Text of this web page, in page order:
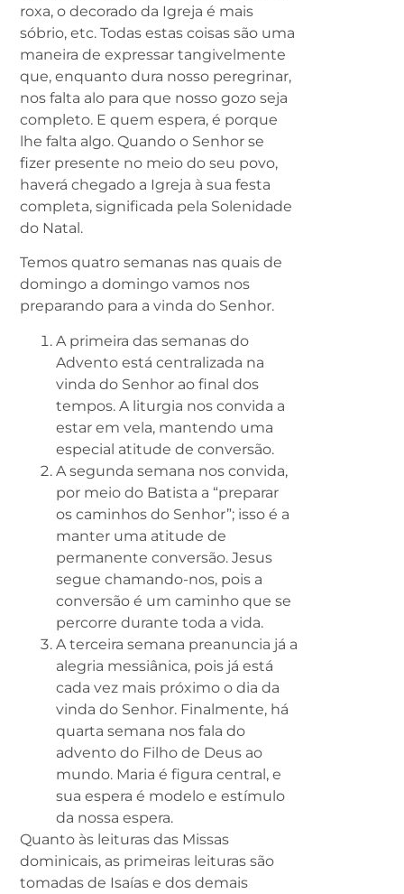
roxa, o decorado da Igreja é mais
sóbrio, etc. Todas estas coisas são uma
maneira de expressar tangivelmente
que, enquanto dura nosso peregrinar,
nos falta alo para que nosso gozo seja
completo. E quem espera, é porque
lhe falta algo. Quando o Senhor se
fizer presente no meio do seu povo,
haverá chegado a Igreja à sua festa
completa, significada pela Solenidade
do Natal.
Temos quatro semanas nas quais de
domingo a domingo vamos nos
preparando para a vinda do Senhor.
A primeira das semanas do
Advento está centralizada na
vinda do Senhor ao final dos
tempos. A liturgia nos convida a
estar em vela, mantendo uma
especial atitude de conversão.
A segunda semana nos convida,
por meio do Batista a “preparar
os caminhos do Senhor”; isso é a
manter uma atitude de
permanente conversão. Jesus
segue chamando-nos, pois a
conversão é um caminho que se
percorre durante toda a vida.
A terceira semana preanuncia já a
alegria messiânica, pois já está
cada vez mais próximo o dia da
vinda do Senhor. Finalmente, há
quarta semana nos fala do
advento do Filho de Deus ao
mundo. Maria é figura central, e
sua espera é modelo e estímulo
da nossa espera.
Quanto às leituras das Missas
dominicais, as primeiras leituras são
tomadas de Isaías e dos demais